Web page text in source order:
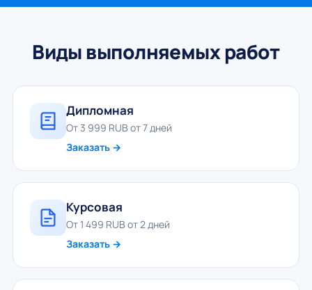
Виды выполняемых работ
Дипломная
От 3 999 RUB от 7 дней
Заказать →
Курсовая
От 1 499 RUB от 2 дней
Заказать →